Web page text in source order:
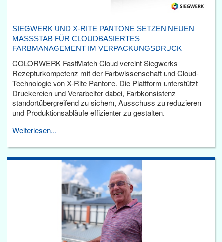
SIEGWERK UND X-RITE PANTONE SETZEN NEUEN
MASSSTAB FÜR CLOUDBASIERTES F
ARBMANAGEMENT IM VERPACKUNGSDRUCK
COLORWERK FastMatch Cloud vereint Siegwerks
Rezepturkompetenz mit der Farbwissenschaft und Cloud-
Technologie von X-Rite Pantone. Die Plattform unterstützt
Druckereien und Verarbeiter dabei, Farbkonsistenz
standortübergreifend zu sichern, Ausschuss zu reduzieren
und Produktionsabläufe effizienter zu gestalten.
Weiterlesen...